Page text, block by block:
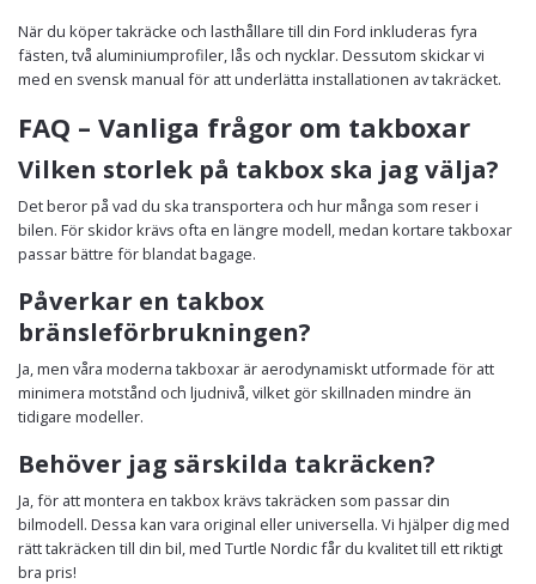
När du köper takräcke och lasthållare till din Ford inkluderas fyra
fästen, två aluminiumprofiler, lås och nycklar. Dessutom skickar vi
med en svensk manual för att underlätta installationen av takräcket.
FAQ – Vanliga frågor om takboxar
Vilken storlek på takbox ska jag välja?
Det beror på vad du ska transportera och hur många som reser i
bilen. För skidor krävs ofta en längre modell, medan kortare takboxar
passar bättre för blandat bagage.
Påverkar en takbox
bränsleförbrukningen?
Ja, men våra moderna takboxar är aerodynamiskt utformade för att
minimera motstånd och ljudnivå, vilket gör skillnaden mindre än
tidigare modeller.
Behöver jag särskilda takräcken?
Ja, för att montera en takbox krävs takräcken som passar din
bilmodell. Dessa kan vara original eller universella. Vi hjälper dig med
rätt takräcken till din bil, med Turtle Nordic får du kvalitet till ett riktigt
bra pris!